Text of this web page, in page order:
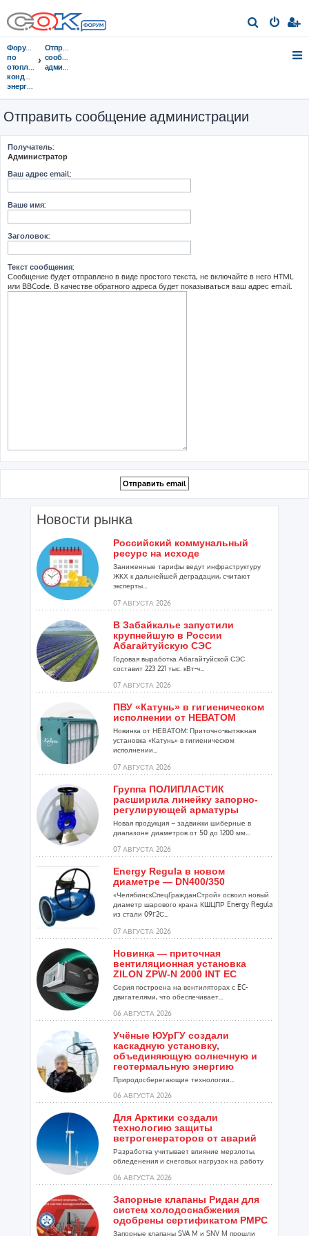
о
Форумы
по
отоплению,
кондиционированию,
энергосбережению
Отправить
сообщение
администрации
Отправить сообщение администрации
Получатель:
Администратор
Ваш адрес email:
Ваше имя:
Заголовок:
Текст сообщения:
Сообщение будет отправлено в виде простого текста, не включайте в него HTML
или BBCode. В качестве обратного адреса будет показываться ваш адрес email.
Новости рынка
Российский коммунальный
ресурс на исходе
Заниженные тарифы ведут инфраструктуру
ЖКХ к дальнейшей деградации, считают
эксперты...
07 АВГУСТА 2026
В Забайкалье запустили
крупнейшую в России
Абагайтуйскую СЭС
Годовая выработка Абагайтуйской СЭС
составит 223 221 тыс. кВт-ч...
07 АВГУСТА 2026
ПВУ «Катунь» в гигиеническом
исполнении от НЕВАТОМ
Новинка от НЕВАТОМ: Приточно-вытяжная
установка «Катунь» в гигиеническом
исполнении...
07 АВГУСТА 2026
Группа ПОЛИПЛАСТИК
расширила линейку запорно-
регулирующей арматуры
Новая продукция – задвижки шиберные в
диапазоне диаметров от 50 до 1200 мм...
07 АВГУСТА 2026
Energy Regula в новом
диаметре — DN400/350
«ЧелябинскСпецГражданСтрой» освоил новый
диаметр шарового крана КШЦПР Energy Regula
из стали 09Г2С...
07 АВГУСТА 2026
Новинка — приточная
вентиляционная установка
ZILON ZPW-N 2000 INT EC
Серия построена на вентиляторах с EC-
двигателями, что обеспечивает...
06 АВГУСТА 2026
Учёные ЮУрГУ создали
каскадную установку,
объединяющую солнечную и
геотермальную энергию
Природосберегающие технологии...
06 АВГУСТА 2026
Для Арктики создали
технологию защиты
ветрогенераторов от аварий
Разработка учитывает влияние мерзлоты,
обледенения и снеговых нагрузок на работу
06 АВГУСТА 2026
Запорные клапаны Ридан для
систем холодоснабжения
одобрены сертификатом РМРС
Запорные клапаны SVA M и SNV M прошли